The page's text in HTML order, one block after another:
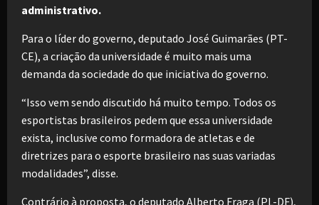
administrativo.
Para o líder do governo, deputado José Guimarães (PT-
CE), a criação da universidade é muito mais uma
demanda da sociedade do que iniciativa do governo.
“Isso vem sendo discutido há muito tempo. Todos os
esportistas brasileiros pedem que essa universidade
exista, inclusive como formadora de atletas e de
diretrizes para o esporte brasileiro nas suas variadas
modalidades”, disse.
Contrário à proposta, o deputado Alberto Fraga (PL-DF),